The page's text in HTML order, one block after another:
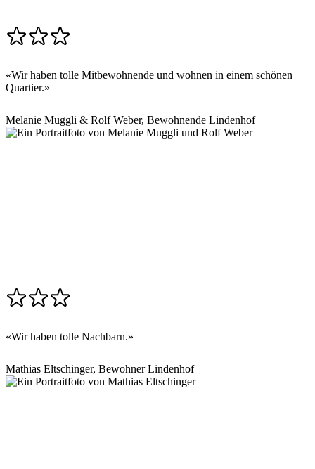
«Wir haben tolle Mitbewohnende und wohnen in einem schönen
Quartier.»
Melanie Muggli & Rolf Weber, Bewohnende Lindenhof
«Wir haben tolle Nachbarn.»
Mathias Eltschinger, Bewohner Lindenhof